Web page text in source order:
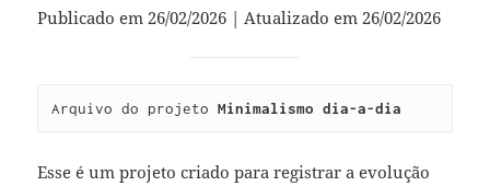
Publicado em 26/02/2026 | Atualizado em 26/02/2026
Arquivo do projeto Minimalismo dia-a-dia
Esse é um projeto criado para registrar a evolução